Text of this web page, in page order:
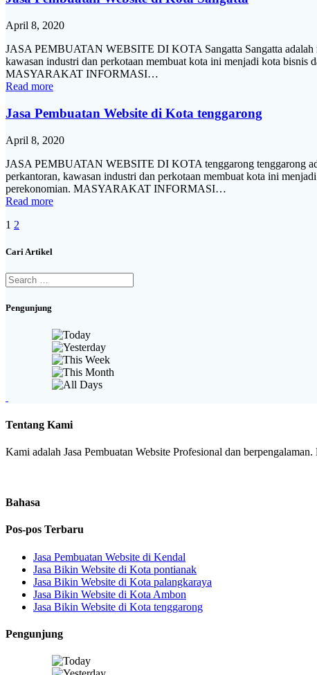
April 8, 2020
JASA PEMBUATAN WEBSITE DI KOTA Sangatta Sangatta adalah
kawasan industri dan perkotaan membuat kota ini menjadi kota bisnis
MASYARAKAT INFORMASI…
Read more
Jasa Pembuatan Website di Kota tenggarong
April 8, 2020
JASA PEMBUATAN WEBSITE DI KOTA tenggarong tenggarong
perkantoran, kawasan industri dan perkotaan membuat kota ini
perekonomian. MASYARAKAT INFORMASI…
Read more
Posts
navigation
Page
1 Page
2
Cari Artikel
Search
for:
Pengunjung
Tentang Kami
Kami adalah Jasa Pembuatan Website Profesional dan
Bahasa
Pos-pos Terbaru
Jasa Pembuatan Website di Kendal
Jasa Bikin Website di Kota pontianak
Jasa Bikin Website di Kota palangkaraya
Jasa Bikin Website di Kota Ambon
Jasa Bikin Website di Kota tenggarong
Pengunjung